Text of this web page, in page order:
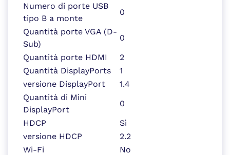
Numero di porte USB
tipo B a monte
0
Quantità porte VGA (D-
Sub)
0
Quantità porte HDMI
2
Quantità DisplayPorts
1
versione DisplayPort
1.4
Quantità di Mini
DisplayPort
0
HDCP
Sì
versione HDCP
2.2
Wi-Fi
No